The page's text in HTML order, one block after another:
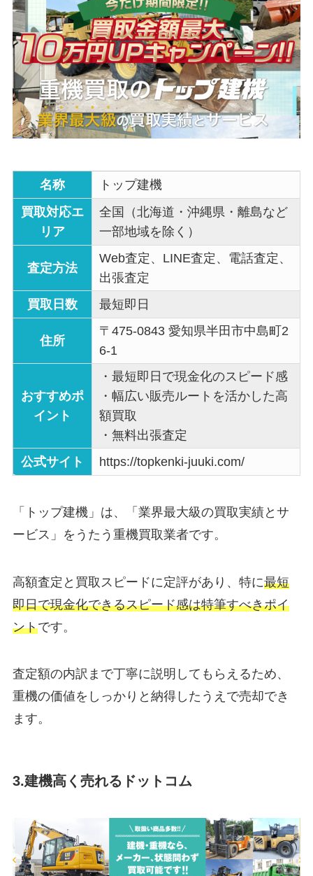
名称
トップ建機
買取対応エ
リア
全国（北海道・沖縄県・離島など
一部地域を除く）
査定方法
Web査定、LINE査定、電話査定、
出張査定
買取日数
最短即日
住所
〒475-0843 愛知県半田市中島町2
6-1
おすすめポ
イント
・最短即日で現金化のスピード感
・幅広い販売ルートを活かした高
額買取
・無料出張査定
公式サイト
https://topkenki-juuki.com/
「トップ建機」は、「業界最大級の買取実績とサ
ービス」をうたう重機買取業者です。
高額査定と買取スピードに定評があり、特に最短
即日で現金化できるスピード感は特筆すべきポイ
ントです。
査定額の内訳まで丁寧に説明してもらえるため、
重機の価値をしっかりと納得したうえで売却でき
ます。
3.建機高く売れるドットコム